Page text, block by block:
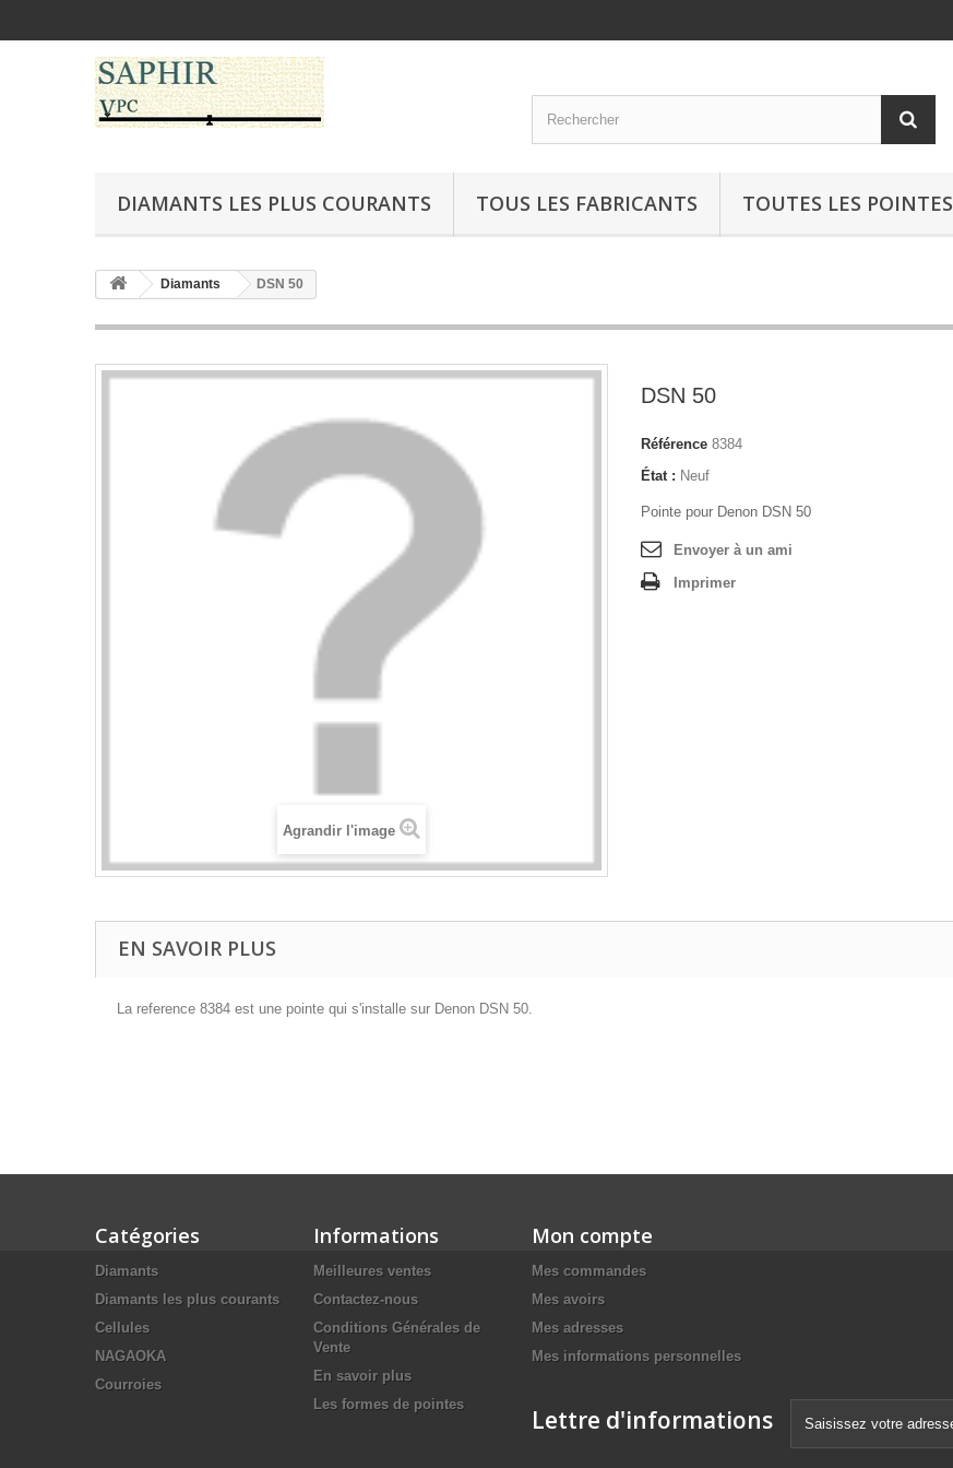
DIAMANTS LES PLUS COURANTS TOUS LES FABRICANTS TOUTES LES POINTES
Diamants DSN 50
Agrandir l'image
DSN 50
Référence 8384
État : Neuf
Pointe pour Denon DSN 50
Envoyer à un ami
Imprimer
EN SAVOIR PLUS
La reference 8384 est une pointe qui s'installe sur Denon DSN 50.
Catégories
Diamants
Diamants les plus courants
Cellules
NAGAOKA
Courroies
Informations
Meilleures ventes
Contactez-nous
Conditions Générales de
Vente
En savoir plus
Les formes de pointes
Mon compte
Mes commandes
Mes avoirs
Mes adresses
Mes informations personnelles
Lettre d'informations